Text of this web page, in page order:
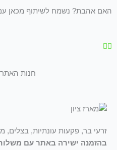
האם אהבת? נשמח לשיתוף מכאן
חנות האתר
זרעי בר, פקעות עונתיות, בצלים,
בהזמנה ישירה באתר עם